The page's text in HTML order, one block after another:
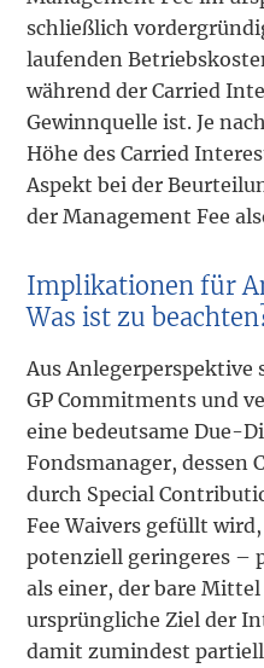
schließlich
laufenden
während der Carried
Gewinnquelle ist. Je nach
Höhe des Carried
Aspekt bei der
der Management Fee
Implikationen für
Was ist zu
Aus
GP Commitments und
eine bedeutsame Due-
Fondsmanager, dessen
durch Special
Fee Waivers gefüllt
potenziell geringeres –
als einer, der bare
ursprüngliche Ziel der
damit zumindest